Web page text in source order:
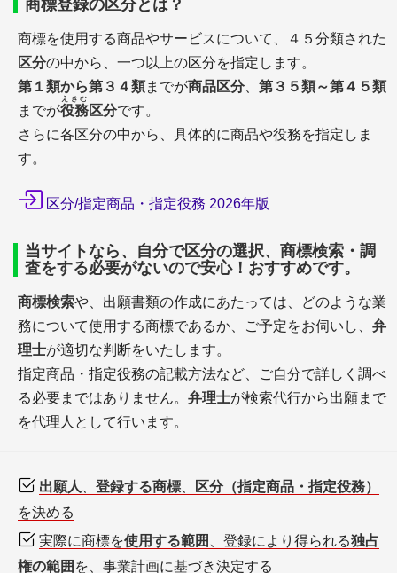
商標登録の区分とは？
商標を使用する商品やサービスについて、４５分類された
区分の中から、一つ以上の区分を指定します。
第１類から第３４類までが商品区分、 第３５類～第４５類
までが役務
えきむ
区分です。
さらに各区分の中から、具体的に商品や役務を指定しま
す。
区分/指定商品・指定役務 2026年版
当サイトなら、自分で区分の選択、商標検索・調
査をする必要がないので安心！おすすめです。
商標検索や、出願書類の作成にあたっては、どのような業
務について使用する商標であるか、ご予定をお伺いし、 弁
理士が適切な判断をいたします。
指定商品・指定役務の記載方法など、ご自分で詳しく調べ
る必要まではありません。 弁理士が検索代行から出願まで
を代理人として行います。
出願人 登録する商標
区分（指定商品・指定役務）
を決める
実際に商標を使用する範囲 、登録により得られる独占
権の範囲 を、事業計画に基づき決定する